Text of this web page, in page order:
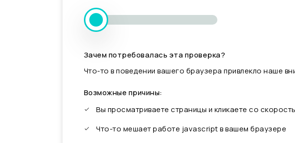
Зачем потребовалась эта проверка?
Что-то в поведении вашего браузера привлекло наше
Возможные причины:
Вы просматриваете страницы и кликаете со
Что-то мешает работе javascript в вашем браузере